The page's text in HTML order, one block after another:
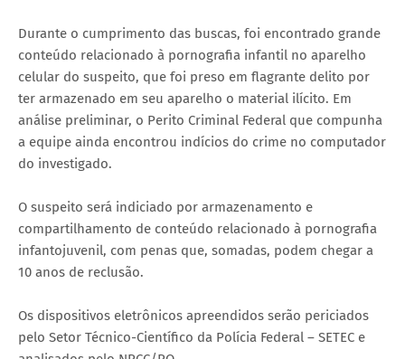
Durante o cumprimento das buscas, foi encontrado grande
conteúdo relacionado à pornografia infantil no aparelho
celular do suspeito, que foi preso em flagrante delito por
ter armazenado em seu aparelho o material ilícito. Em
análise preliminar, o Perito Criminal Federal que compunha
a equipe ainda encontrou indícios do crime no computador
do investigado.
O suspeito será indiciado por armazenamento e
compartilhamento de conteúdo relacionado à pornografia
infantojuvenil, com penas que, somadas, podem chegar a
10 anos de reclusão.
Os dispositivos eletrônicos apreendidos serão periciados
pelo Setor Técnico-Científico da Polícia Federal – SETEC e